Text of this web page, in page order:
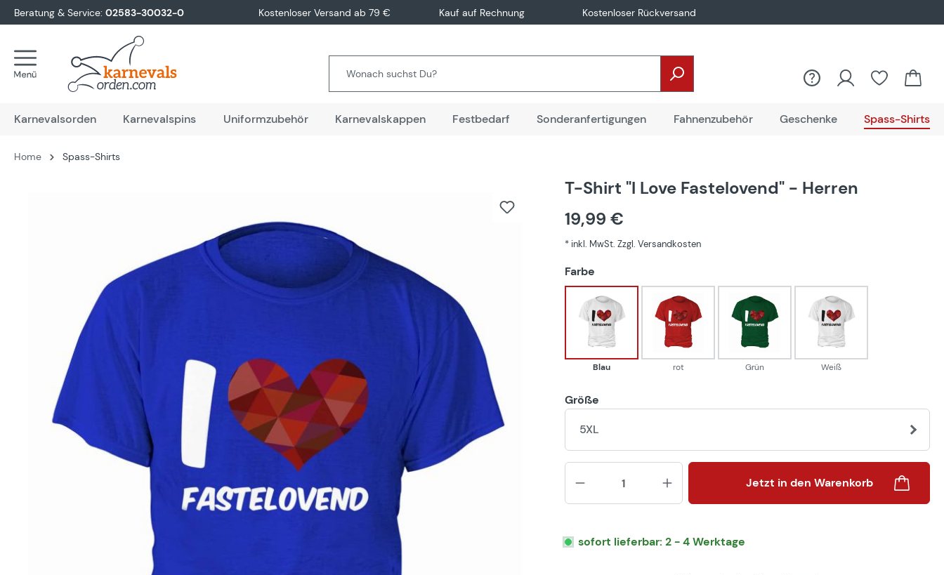
Zur Hauptnavigation springen
Beratung & Service: 02583-30032-0 Kostenloser Versand ab 79 € Kauf auf Rechnung Kostenloser Rückversand
Karnevalsorden Karnevalspins Uniformzubehör Karnevalskappen Festbedarf Sonderanfertigungen Fahnenzubehör Geschenke Spass-Shirts
Home Spass-Shirts
T-Shirt "I Love Fastelovend" - Herren
19,99 €
* inkl. MwSt. Zzgl. Versandkosten
Farbe
Blau
Blau
rot
rot
Grün
Grün
Weiß
Weiß
Größe
5XL
Produkt Anzahl: Gib den
Jetzt in den Warenkorb
sofort lieferbar: 2 - 4 Werktage